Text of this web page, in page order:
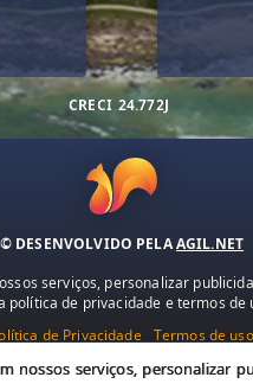
CRECI 24.772J
© DESENVOLVIDO PELAAGIL.NET
serviços, personalizar
política de privacidade e termos de
de Privacidade
Termos de uso
serviços, personalizar